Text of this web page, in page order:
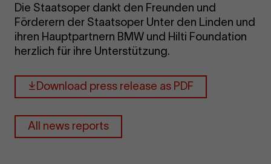
Die Staatsoper dankt den Freunden und
Förderern der Staatsoper Unter den Linden und
ihren Hauptpartnern BMW und Hilti Foundation
herzlich für ihre Unterstützung.
Download press release as PDF
All news reports